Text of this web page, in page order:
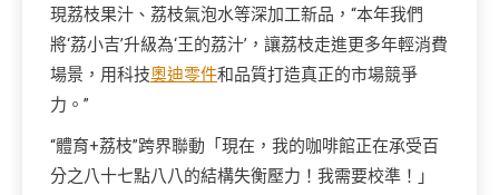
現荔枝果汁、荔枝氣泡水等深加工新品，“本年我們
將‘荔小吉’升級為‘王的荔汁’，讓荔枝走進更多年輕消費
場景，用科技奧迪零件和品質打造真正的市場競爭
力。”
“體育+荔枝”跨界聯動「現在，我的咖啡館正在承受百
分之八十七點八八的結構失衡壓力！我需要校準！」